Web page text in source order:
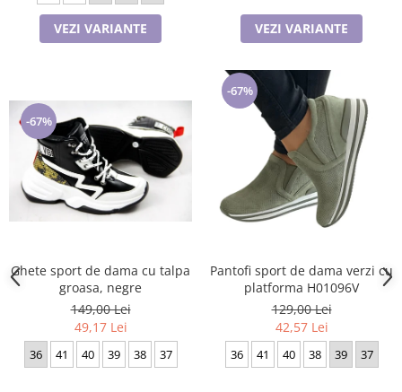
VEZI VARIANTE VEZI VARIANTE
-67%
Ghete sport de dama cu talpa
groasa, negre
149,00 Lei
49,17 Lei
36 41 40 39 38 37
-67%
Pantofi sport de dama verzi cu
platforma H01096V
129,00 Lei
42,57 Lei
36 41 40 38 39 37